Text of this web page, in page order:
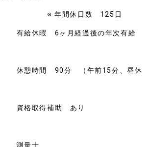
日数 125日
ヶ月経過後の年次有給
分 （午前15分、昼休
補助 あり
士